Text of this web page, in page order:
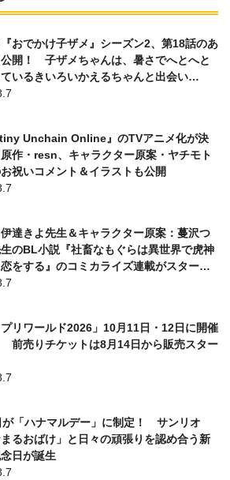
おでかけ子ザメ』シーズン2、第18話のあ
公開！ 子ザメちゃんは、暑さでへとへと
いるきいろいかえるちゃんと出会い…
Unchain Online』のTVアニメ化が決
作・resn、キャラクター原案・ヤチモト
祝いコメント＆イラストも公開
達きよ先生＆キャラクター原案：蔓沢つ
のBL小説『社畜なもぐらは異世界で虎神
をする』のコミカライズ連載がスター
画は仁茂田あい先生が担当
プリワールド2026」10月11日・12日に開催
前売りチケットは8月14日から販売スター
が「ハナマルデー」に制定！ サンリオ
まるおばけ」と日々の頑張りを認め合う新
日が誕生